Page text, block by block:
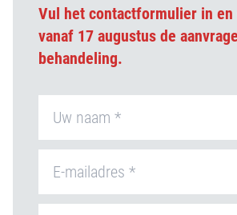
Vul het contactformulier in en
vanaf 17 augustus de
behandeling.